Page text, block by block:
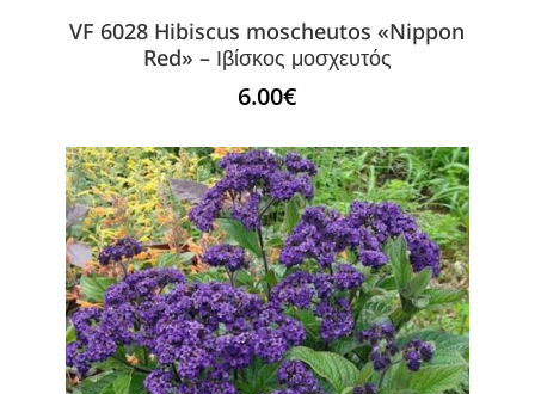
VF 6028 Hibiscus moscheutos «Nippon
Red» – Ιβίσκος μοσχευτός
6.00€